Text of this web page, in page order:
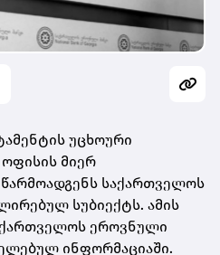
უცხოური
მიერ
საქართველოს
სუბიექტს. ამის
ეროვნული
ინფორმაციაში.